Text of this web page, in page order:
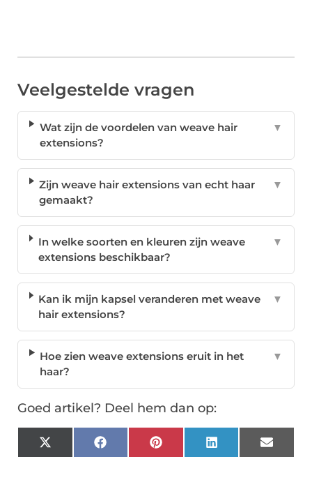
Veelgestelde vragen
Wat zijn de voordelen van weave hair
extensions?
▼
Zijn weave hair extensions van echt haar
gemaakt?
▼
In welke soorten en kleuren zijn weave
extensions beschikbaar?
▼
Kan ik mijn kapsel veranderen met weave
hair extensions?
▼
Hoe zien weave extensions eruit in het
haar?
▼
Goed artikel? Deel hem dan op:
X
(Twitter)
FacebookPinterest LinkedIn Email